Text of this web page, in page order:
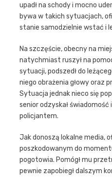
upadł na schody i mocno
bywa w takich sytuacjach,
stanie samodzielnie wstać i
Na szczęście, obecny na
natychmiast ruszył na
sytuacji, podszedł do
niego obrażenia głowy oraz
Sytuacja jednak nieco się
senior odzyskał świadomość
policjantem.
Jak donoszą lokalne media,
poszkodowanym do
pogotowia. Pomógł mu
pewnie zapobiegł dalszym